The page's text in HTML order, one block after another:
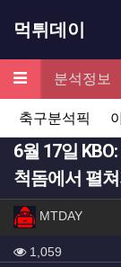
먹튀데이
메뉴
증 분석정보
축구분석픽
6월 17일
척돔에서 펼
작성자 정보
MTDAY작성
컨텐츠 정
1,059